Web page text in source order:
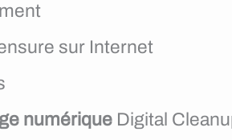
sur Internet
numérique Digital